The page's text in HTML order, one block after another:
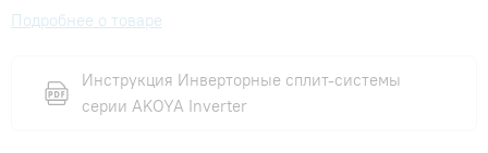
Подробнее о товаре
Инструкция Инверторные сплит-системы
серии AKOYA Inverter